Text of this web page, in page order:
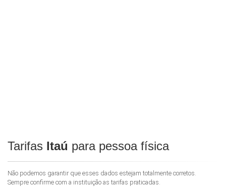
Tarifas Itaú para pessoa física
Não podemos garantir que esses dados estejam totalmente corretos.
Sempre confirme com a instituição as tarifas praticadas.